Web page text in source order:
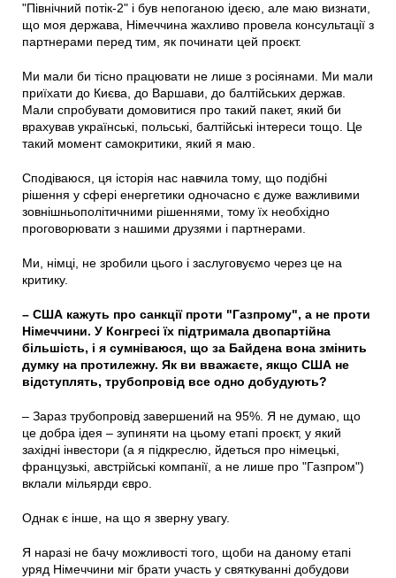
"Північний потік-2" і був непоганою ідеєю, але маю визнати,
що моя держава, Німеччина жахливо провела консультації з
партнерами перед тим, як починати цей проєкт.
Ми мали би тісно працювати не лише з росіянами. Ми мали
приїхати до Києва, до Варшави, до балтійських держав.
Мали спробувати домовитися про такий пакет, який би
врахував українські, польські, балтійські інтереси тощо. Це
такий момент самокритики, який я маю.
Сподіваюся, ця історія нас навчила тому, що подібні
рішення у сфері енергетики одночасно є дуже важливими
зовнішньополітичними рішеннями, тому їх необхідно
проговорювати з нашими друзями і партнерами.
Ми, німці, не зробили цього і заслуговуємо через це на
критику.
– США кажуть про санкції проти "Газпрому", а не проти
Німеччини. У Конгресі їх підтримала двопартійна
більшість, і я сумніваюся, що за Байдена вона змінить
думку на протилежну. Як ви вважаєте, якщо США не
відступлять, трубопровід все одно добудують?
– Зараз трубопровід завершений на 95%. Я не думаю, що
це добра ідея – зупиняти на цьому етапі проєкт, у який
західні інвестори (а я підкреслю, йдеться про німецькі,
французькі, австрійські компанії, а не лише про "Газпром")
вклали мільярди євро.
Однак є інше, на що я зверну увагу.
Я наразі не бачу можливості того, щоби на даному етапі
уряд Німеччини міг брати участь у святкуванні добудови